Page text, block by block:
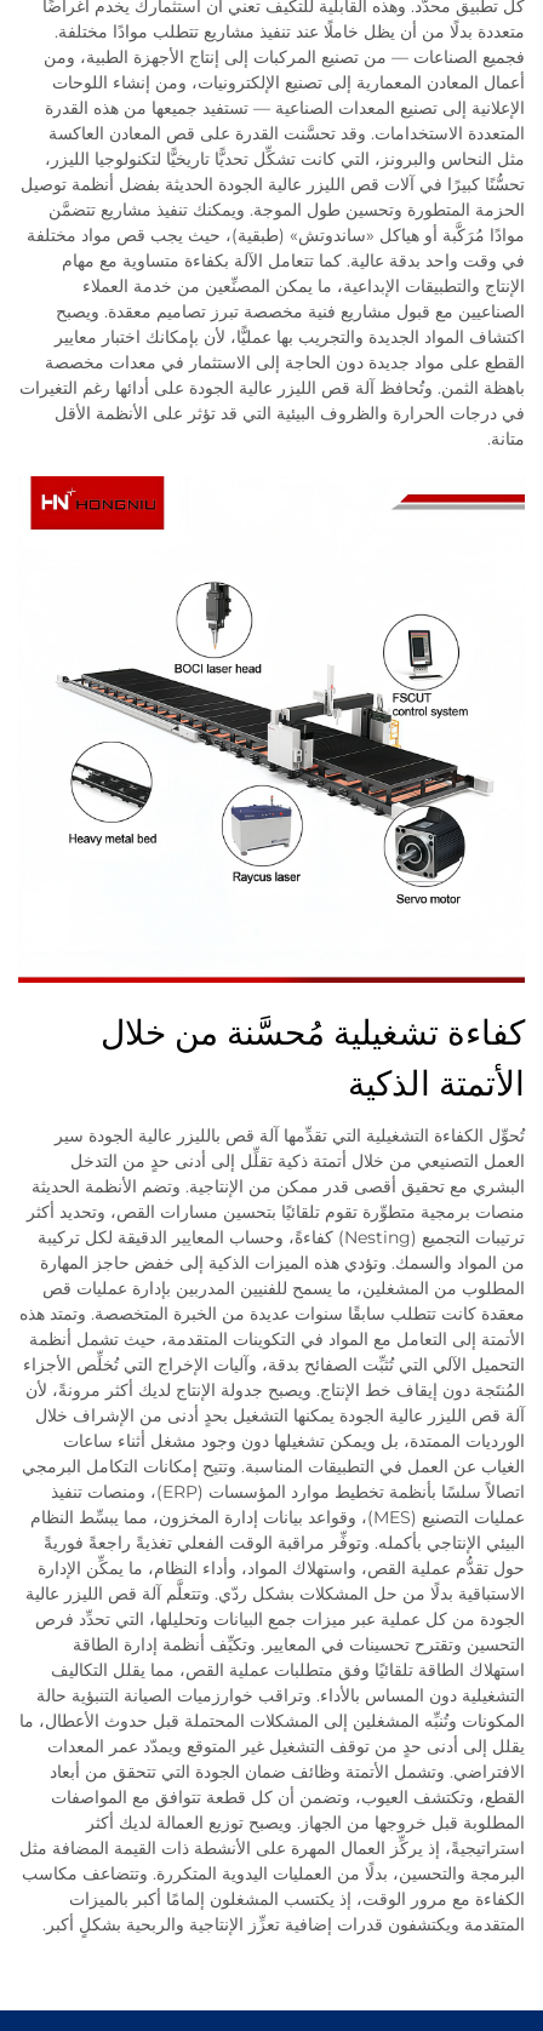
كل تطبيق محدَّد. وهذه القابلية للتكيف تعني أن استثمارك يخدم أغراضًا
متعددة بدلًا من أن يظل خاملًا عند تنفيذ مشاريع تتطلب موادًا مختلفة.
فجميع الصناعات — من تصنيع المركبات إلى إنتاج الأجهزة الطبية، ومن
أعمال المعادن المعمارية إلى تصنيع الإلكترونيات، ومن إنشاء اللوحات
الإعلانية إلى تصنيع المعدات الصناعية — تستفيد جميعها من هذه القدرة
المتعددة الاستخدامات. وقد تحسَّنت القدرة على قص المعادن العاكسة
مثل النحاس والبرونز، التي كانت تشكِّل تحديًّا تاريخيًّا لتكنولوجيا الليزر،
تحسُّنًا كبيرًا في آلات قص الليزر عالية الجودة الحديثة بفضل أنظمة توصيل
الحزمة المتطورة وتحسين طول الموجة. ويمكنك تنفيذ مشاريع تتضمَّن
موادًا مُرَكَّبة أو هياكل «ساندوتش» (طبقية)، حيث يجب قص مواد مختلفة
في وقت واحد بدقة عالية. كما تتعامل الآلة بكفاءة متساوية مع مهام
الإنتاج والتطبيقات الإبداعية، ما يمكن المصنِّعين من خدمة العملاء
الصناعيين مع قبول مشاريع فنية مخصصة تبرز تصاميم معقدة. ويصبح
اكتشاف المواد الجديدة والتجريب بها عمليًّا، لأن بإمكانك اختبار معايير
القطع على مواد جديدة دون الحاجة إلى الاستثمار في معدات مخصصة
باهظة الثمن. وتُحافظ آلة قص الليزر عالية الجودة على أدائها رغم التغيرات
في درجات الحرارة والظروف البيئية التي قد تؤثر على الأنظمة الأقل
متانة.
كفاءة تشغيلية مُحسَّنة من خلال
الأتمتة الذكية
تُحوِّل الكفاءة التشغيلية التي تقدِّمها آلة قص بالليزر عالية الجودة سير
العمل التصنيعي من خلال أتمتة ذكية تقلِّل إلى أدنى حدٍ من التدخل
البشري مع تحقيق أقصى قدر ممكن من الإنتاجية. وتضم الأنظمة الحديثة
منصات برمجية متطوِّرة تقوم تلقائيًا بتحسين مسارات القص، وتحديد أكثر
ترتيبات التجميع (Nesting) كفاءةً، وحساب المعايير الدقيقة لكل تركيبة
من المواد والسمك. وتؤدي هذه الميزات الذكية إلى خفض حاجز المهارة
المطلوب من المشغلين، ما يسمح للفنيين المدربين بإدارة عمليات قص
معقدة كانت تتطلب سابقًا سنوات عديدة من الخبرة المتخصصة. وتمتد هذه
الأتمتة إلى التعامل مع المواد في التكوينات المتقدمة، حيث تشمل أنظمة
التحميل الآلي التي تُثبِّت الصفائح بدقة، وآليات الإخراج التي تُخلِّص الأجزاء
المُنتَجة دون إيقاف خط الإنتاج. ويصبح جدولة الإنتاج لديك أكثر مرونةً، لأن
آلة قص الليزر عالية الجودة يمكنها التشغيل بحدٍ أدنى من الإشراف خلال
الورديات الممتدة، بل ويمكن تشغيلها دون وجود مشغل أثناء ساعات
الغياب عن العمل في التطبيقات المناسبة. وتتيح إمكانات التكامل البرمجي
اتصالاً سلسًا بأنظمة تخطيط موارد المؤسسات (ERP)، ومنصات تنفيذ
عمليات التصنيع (MES)، وقواعد بيانات إدارة المخزون، مما يبسِّط النظام
البيئي الإنتاجي بأكمله. وتوفِّر مراقبة الوقت الفعلي تغذيةً راجعةً فوريةً
حول تقدُّم عملية القص، واستهلاك المواد، وأداء النظام، ما يمكِّن الإدارة
الاستباقية بدلًا من حل المشكلات بشكل ردّي. وتتعلَّم آلة قص الليزر عالية
الجودة من كل عملية عبر ميزات جمع البيانات وتحليلها، التي تحدِّد فرص
التحسين وتقترح تحسينات في المعايير. وتكيِّف أنظمة إدارة الطاقة
استهلاك الطاقة تلقائيًا وفق متطلبات عملية القص، مما يقلل التكاليف
التشغيلية دون المساس بالأداء. وتراقب خوارزميات الصيانة التنبؤية حالة
المكونات وتُنبِّه المشغلين إلى المشكلات المحتملة قبل حدوث الأعطال، ما
يقلل إلى أدنى حدٍ من توقف التشغيل غير المتوقع ويمدّد عمر المعدات
الافتراضي. وتشمل الأتمتة وظائف ضمان الجودة التي تتحقق من أبعاد
القطع، وتكتشف العيوب، وتضمن أن كل قطعة تتوافق مع المواصفات
المطلوبة قبل خروجها من الجهاز. ويصبح توزيع العمالة لديك أكثر
استراتيجيةً، إذ يركِّز العمال المهرة على الأنشطة ذات القيمة المضافة مثل
البرمجة والتحسين، بدلًا من العمليات اليدوية المتكررة. وتتضاعف مكاسب
الكفاءة مع مرور الوقت، إذ يكتسب المشغلون إلمامًا أكبر بالميزات
المتقدمة ويكتشفون قدرات إضافية تعزِّز الإنتاجية والربحية بشكلٍ أكبر.